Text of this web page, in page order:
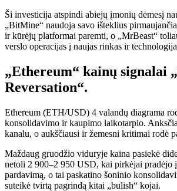
Ši investicija atspindi abiejų įmonių dėmesį
„BitMine“ naudoja savo išteklius
ir kūrėjų platformai paremti, o „MrBeast“
verslo operacijas į naujas rinkas ir
„Ethereum“ kainų signalai
Reversation“.
Ethereum (ETH/USD) 4 valandų diagrama
konsolidavimo ir kaupimo laikotarpio.
kanalu, o aukščiausi ir žemesni kritimai rodė
Maždaug gruodžio viduryje kaina pasiekė
netoli 2 900–2 950 USD, kai pirkėjai pradėjo
pardavimą, o tai paskatino šoninio
suteikė tvirtą pagrindą kitai „bulish“ kojai.